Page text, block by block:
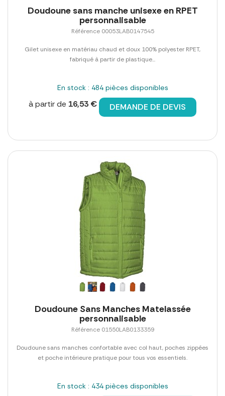
Doudoune sans manche unisexe en RPET
personnalisable
Référence 00053LAB0147545
Gilet unisexe en matériau chaud et doux 100% polyester RPET,
fabriqué à partir de plastique...
En stock : 484 pièces disponibles
à partir de 16,53 € DEMANDE DE DEVIS
Doudoune Sans Manches Matelassée
personnalisable
Référence 01550LAB0133359
Doudoune sans manches confortable avec col haut, poches zippées
et poche intérieure pratique pour tous vos essentiels.
En stock : 434 pièces disponibles